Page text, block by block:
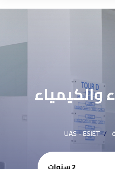
والكيمياء
UAS - ESIET